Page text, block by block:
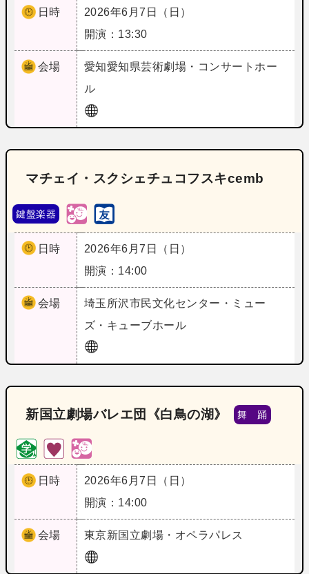
日時
2026年6月7日（日）
開演：13:30
会場 愛知愛知県芸術劇場・コンサートホー
ル
マチェイ・スクシェチュコフスキcemb
鍵盤楽器
日時
2026年6月7日（日）
開演：14:00
会場 埼玉 所沢市民文化センター・ミュー
ズ・キューブホール
新国立劇場バレエ団《白鳥の湖》 舞 踊
日時
2026年6月7日（日）
開演：14:00
会場 東京新国立劇場・オペラパレス